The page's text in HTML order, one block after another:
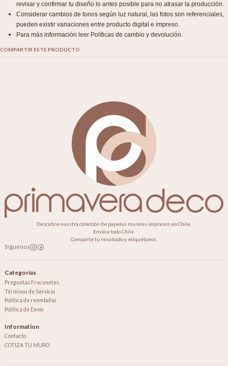
revisar y confirmar tu diseño lo antes posible para no atrasar la producción.
Considerar cambios de tonos según luz natural, las fotos son referenciales,
pueden existir variaciones entre producto digital e impreso.
Para más información leer Políticas de cambio y devolución.
COMPARTIR ESTE PRODUCTO
Descubre nuestra colección de papeles murales impresos en Chile.
Envío a todo Chile.
Comparte tu resultado y etiquétanos.
Síguenos
Categorías
Preguntas Frecuentes
Términos de Servicio
Política de reembolso
Política de Envío
Information
Contacto
COTIZA TU MURO